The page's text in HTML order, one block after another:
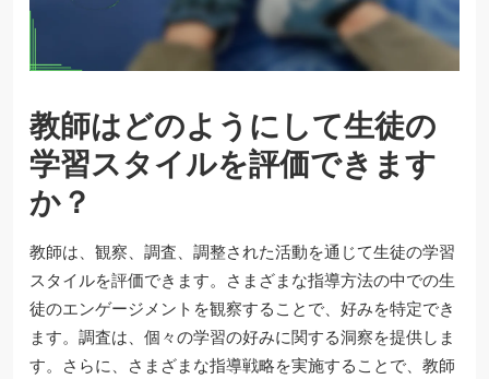
教師はどのようにして生徒の
学習スタイルを評価できます
か？
教師は、観察、調査、調整された活動を通じて生徒の学習
スタイルを評価できます。さまざまな指導方法の中での生
徒のエンゲージメントを観察することで、好みを特定でき
ます。調査は、個々の学習の好みに関する洞察を提供しま
す。さらに、さまざまな指導戦略を実施することで、教師